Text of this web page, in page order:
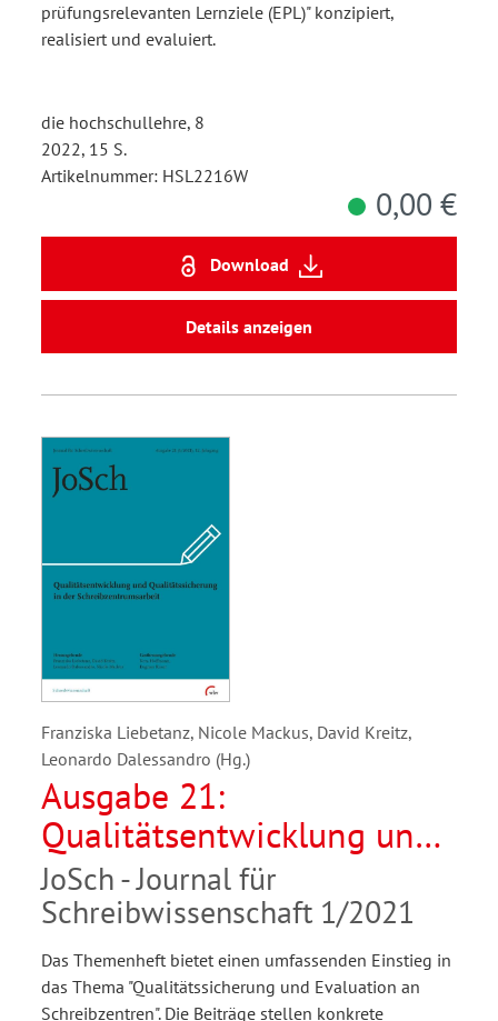
prüfungsrelevanten Lernziele (EPL)" konzipiert,
realisiert und evaluiert.
die hochschullehre, 8
2022, 15 S.
Artikelnummer: HSL2216W
0,00 €
Download
Details anzeigen
Franziska Liebetanz, Nicole Mackus, David Kreitz,
Leonardo Dalessandro (Hg.)
Ausgabe 21:
Qualitätsentwicklung und
Qualitätssicherung in der
Schreibzentrumsarbeit
JoSch - Journal für
Schreibwissenschaft 1/2021
Das Themenheft bietet einen umfassenden Einstieg in
das Thema "Qualitätssicherung und Evaluation an
Schreibzentren". Die Beiträge stellen konkrete